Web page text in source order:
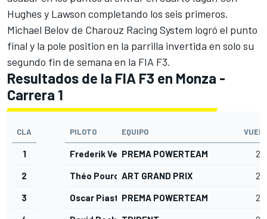
Hughes y Lawson completando los seis primeros.
Michael Belov de Charouz Racing System logró el punto
final y la pole position en la parrilla invertida en solo su
segundo fin de semana en la FIA F3.
Resultados de la FIA F3 en Monza -
Carrera 1
CLA PILOTO EQUIPO
1 Frederik VestiPREMA POWERTEAM 22
2 Théo PourchaireART GRAND PRIX 22
3 Oscar PiastriPREMA POWERTEAM 22